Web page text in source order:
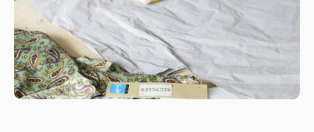
Packaging Reciclato